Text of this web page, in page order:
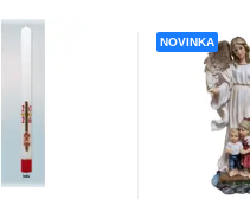
NOVINKA